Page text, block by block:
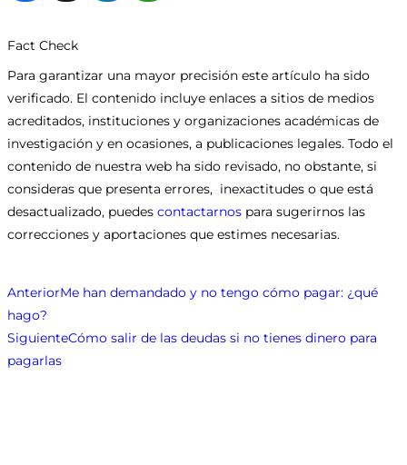
Fact Check
Para garantizar una mayor precisión este artículo ha sido
verificado. El contenido incluye enlaces a sitios de medios
acreditados, instituciones y organizaciones académicas de
investigación y en ocasiones, a publicaciones legales. Todo el
contenido de nuestra web ha sido revisado, no obstante, si
consideras que presenta errores, inexactitudes o que está
desactualizado, puedes contactarnos para sugerirnos las
correcciones y aportaciones que estimes necesarias.
AnteriorMe han demandado y no tengo cómo pagar: ¿qué
hago?
SiguienteCómo salir de las deudas si no tienes dinero para
pagarlas